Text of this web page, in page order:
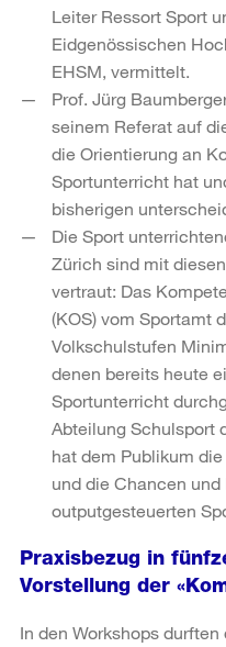
Leiter Ressort Sport
Eidgenössischen
EHSM, vermittelt.
Prof. Jürg
seinem Referat auf
die Orientierung an
Sportunterricht hat
bisherigen
Die Sport
Zürich sind mit
vertraut: Das
(KOS) vom Sportamt
Volkschulstufen
denen bereits heute
Sportunterricht
Abteilung Schulsport
hat dem Publikum
und die Chancen
outputgesteuerten
Praxisbezug in
Vorstellung der
In den Workshops